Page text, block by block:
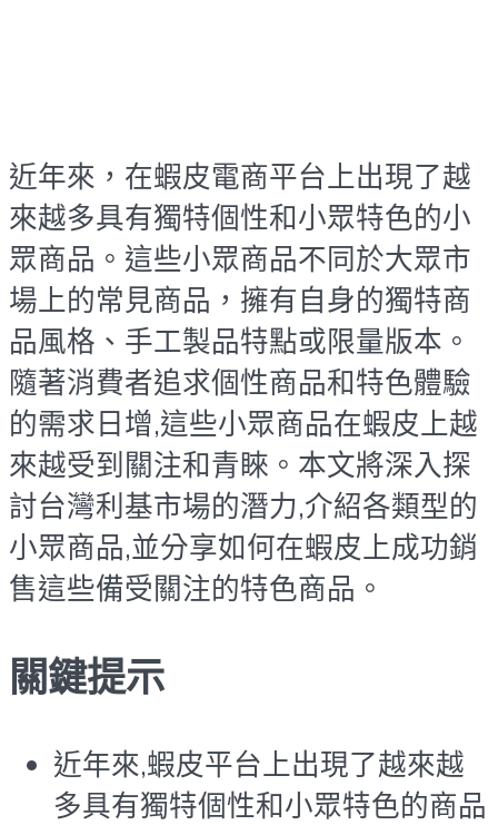
近年來，在蝦皮電商平台上出現了越
來越多具有獨特個性和小眾特色的小
眾商品 。這些小眾商品不同於大眾市
場上的常見商品，擁有自身的獨特商
品風格、 手工製品特點或限量版本。
隨著消費者追求個性商品和特色體驗
的需求日增,這些小眾商品在蝦皮上越
來越受到關注和青睞。本文將深入探
討台灣利基市場的潛力,介紹各類型的
小眾商品,並分享如何在蝦皮上成功銷
售這些備受關注的特色商品。
關鍵提示
近年來,蝦皮平台上出現了越來越
多具有獨特個性和小眾特色的商品